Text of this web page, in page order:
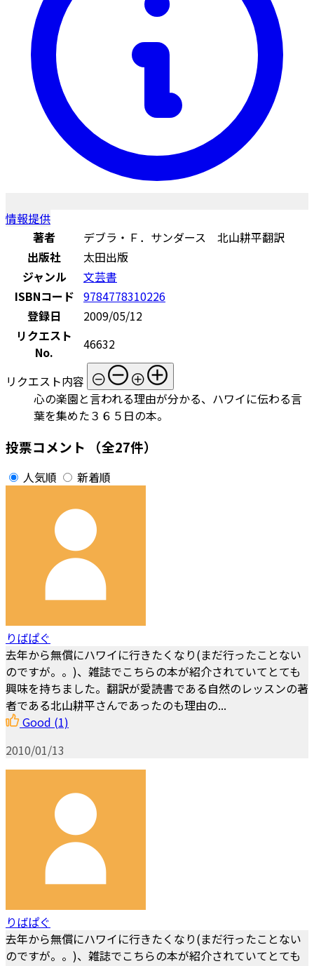
情報提供
著者
デブラ・Ｆ．サンダース 北山耕平翻訳
出版社
太田出版
ジャンル
文芸書
ISBNコード 9784778310226
登録日
2009/05/12
リクエスト
No.
46632
リクエスト内容
心の楽園と言われる理由が分かる、ハワイに伝わる言
葉を集めた３６５日の本。
投票コメント （全27件）
人気順 新着順
りばぱぐ
去年から無償にハワイに行きたくなり(まだ行ったことない
のですが。。)、雑誌でこちらの本が紹介されていてとても
興味を持ちました。翻訳が愛読書である自然のレッスンの著
者である北山耕平さんであったのも理由の...
Good (1)
2010/01/13
りばぱぐ
去年から無償にハワイに行きたくなり(まだ行ったことない
のですが。。)、雑誌でこちらの本が紹介されていてとても